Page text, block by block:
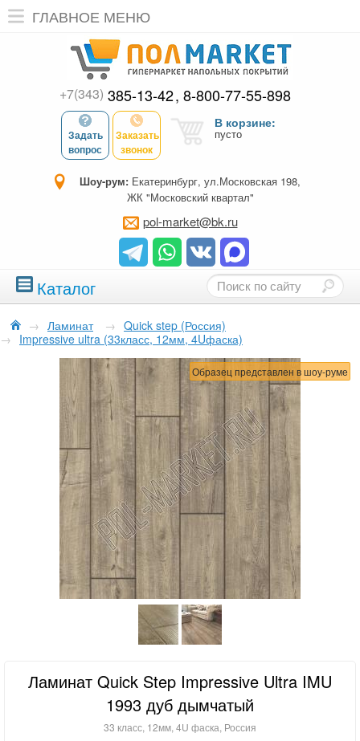
ГЛАВНОЕ МЕНЮ
+7(343) 385-13-42 8-800-77-55-898
Задать
вопрос
Заказать
звонок
В корзине:
пусто
Шоу-рум: Екатеринбург, ул.Московская 198,
ЖК "Московский квартал"
pol-market@bk.ru
Каталог
→ Ламинат → Quick step (Россия)
→ Impressive ultra (33класс, 12мм, 4Uфаска)
Образец представлен в шоу-руме
Ламинат Quick Step Impressive Ultra IMU
1993 дуб дымчатый
33 класс, 12мм, 4U фаска, Россия